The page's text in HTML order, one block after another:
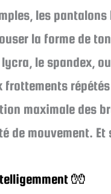
les
la forme de
le spandex,
maximale des
de mouvement.
🧤